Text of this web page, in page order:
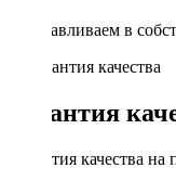
Устанавливаем в
Гарантия
Гарантия качества